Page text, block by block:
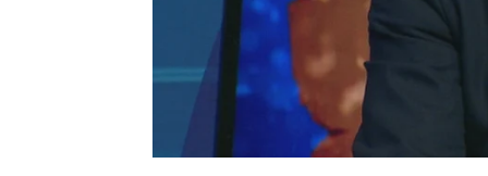
Josep Pedrerol el chiringuito